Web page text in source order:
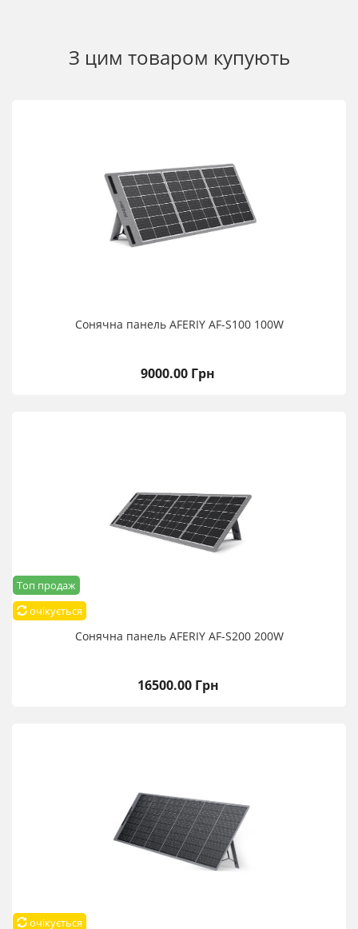
З цим товаром купують
Сонячна панель AFERIY AF-S100 100W
9000.00 Грн
очікується
Топ продаж
Сонячна панель AFERIY AF-S200 200W
16500.00 Грн
очікується